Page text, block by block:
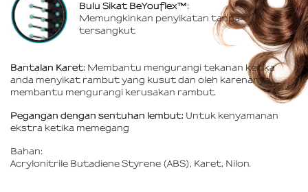
Bulu Sikat BeYouflex™:
Memungkinkan penyikatan tanpa
tersangkut
Bantalan Karet: Membantu mengurangi tekanan ketika
anda menyikat rambut yang kusut dan oleh karenanya
membantu mengurangi kerusakan rambut.
Pegangan dengan sentuhan lembut: Untuk kenyamanan
ekstra ketika memegang
Bahan:
Acrylonitrile Butadiene Styrene (ABS), Karet, Nilon.